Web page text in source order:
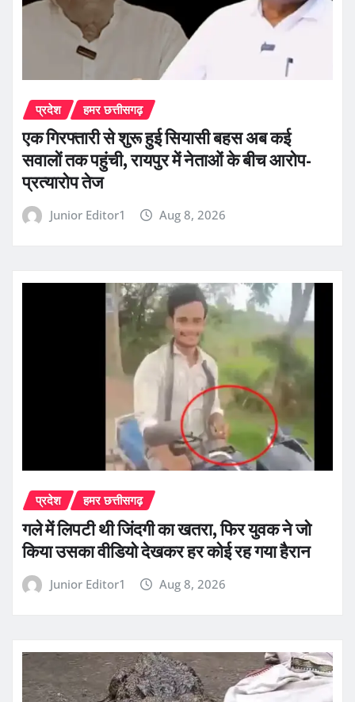
प्रदेश हमर छत्तीसगढ़
एक गिरफ्तारी से शुरू हुई सियासी बहस अब कई
सवालों तक पहुंची, रायपुर में नेताओं के बीच आरोप-
प्रत्यारोप तेज
Junior Editor1 Aug 8, 2026
प्रदेश हमर छत्तीसगढ़
गले में लिपटी थी जिंदगी का खतरा, फिर युवक ने जो
किया उसका वीडियो देखकर हर कोई रह गया हैरान
Junior Editor1 Aug 8, 2026